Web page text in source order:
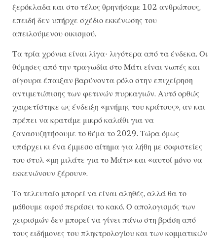
ξερόκλαδα και στο τέλος θρηνήσαμε 102 ανθρώπους,
επειδή δεν υπήρχε σχέδιο εκκένωσης του
απειλούμενου οικισμού.
Τα τρία χρόνια είναι λίγα· λιγότερα από τα ένδεκα. Οι
θύμησες από την τραγωδία στο Μάτι είναι νωπές και
σίγουρα έπαιξαν βαρύνοντα ρόλο στην επιχείρηση
αντιμετώπισης των φετινών πυρκαγιών. Αυτό ορθώς
χαιρετίστηκε ως ένδειξη «μνήμης του κράτους», αν και
πρέπει να κρατάμε μικρό καλάθι για να
ξανασυζητήσουμε το θέμα το 2029. Τώρα όμως
υπάρχει κι ένα έμμεσο αίτημα για λήθη με σοφιστείες
του στυλ «μη μιλάτε για το Μάτι» και «αυτοί μόνο να
εκκενώνουν ξέρουν».
Το τελευταίο μπορεί να είναι αληθές, αλλά θα το
μάθουμε αφού περάσει το κακό. Ο απολογισμός των
χειρισμών δεν μπορεί να γίνει πάνω στη βράση από
τους ειδήμονες του πληκτρολογίου και των κομματικών